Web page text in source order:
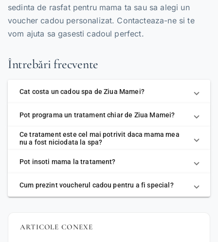
sedinta de rasfat pentru mama ta sau sa alegi un
voucher cadou personalizat. Contacteaza-ne si te
vom ajuta sa gasesti cadoul perfect.
Întrebări frecvente
Cat costa un cadou spa de Ziua Mamei?
Pot programa un tratament chiar de Ziua Mamei?
Ce tratament este cel mai potrivit daca mama mea
nu a fost niciodata la spa?
Pot insoti mama la tratament?
Cum prezint voucherul cadou pentru a fi special?
ARTICOLE CONEXE